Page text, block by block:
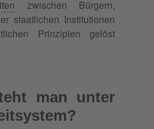
zwischen Bürgern,
staatlichen Institutionen
Prinzipien gelöst
man unter